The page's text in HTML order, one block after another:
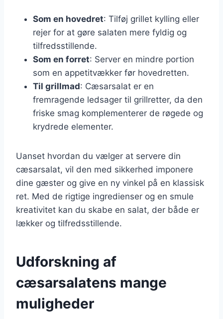
Som en hovedret: Tilføj grillet kylling eller
rejer for at gøre salaten mere fyldig og
tilfredsstillende.
Som en forret: Server en mindre portion
som en appetitvækker før hovedretten.
Til grillmad: Cæsarsalat er en
fremragende ledsager til grillretter, da den
friske smag komplementerer de røgede og
krydrede elementer.
Uanset hvordan du vælger at servere din
cæsarsalat, vil den med sikkerhed imponere
dine gæster og give en ny vinkel på en klassisk
ret. Med de rigtige ingredienser og en smule
kreativitet kan du skabe en salat, der både er
lækker og tilfredsstillende.
Udforskning af
cæsarsalatens mange
muligheder